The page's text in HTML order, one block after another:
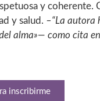
y coherente.
y salud. –“La autora
alma»— como cita
inscribirme